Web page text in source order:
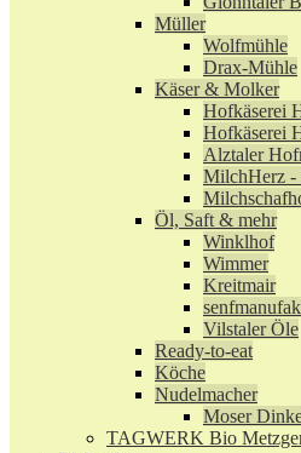
Müller
Wolfmühle
Drax-Mühle
Käser & Molker
Hofkäserei
Hofkäserei
Alztaler
MilchHerz -
Öl, Saft & mehr
Winklhof
Wimmer
Kreitmair
Vilstaler Öle
Ready-to-eat
Köche
Nudelmacher
Moser
TAGWERK Bio